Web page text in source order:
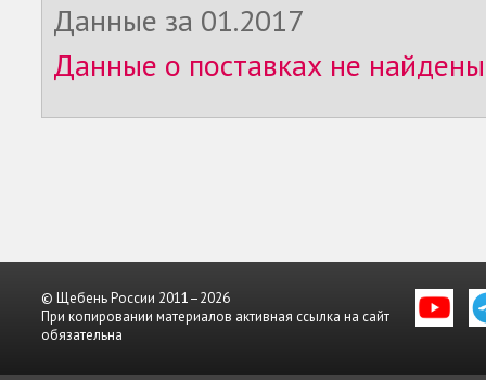
Данные за 01.2017
Данные о поставках не найдены
© Щебень России 2011–2026
При копировании материалов активная ссылка на сайт
обязательна